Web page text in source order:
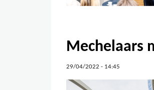
Mechelaars
29/04/2022 - 14:45